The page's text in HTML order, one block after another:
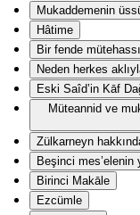
Mukaddemenin
Hâtime
Bir fende
Neden herkes
Eski Saîd’in Kāf
Müteannid ve
Zülkarneyn
Beşinci mes’elenin
Birinci Makāle
Ezcümle